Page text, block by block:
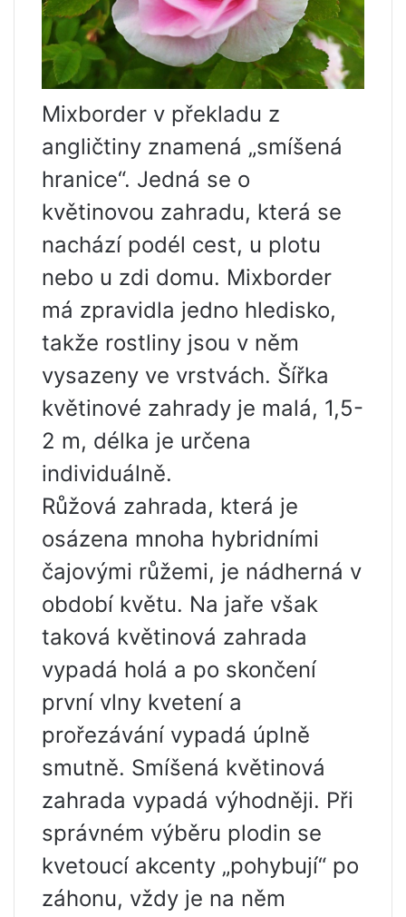
Mixborder v překladu z
angličtiny znamená „smíšená
hranice“. Jedná se o
květinovou zahradu, která se
nachází podél cest, u plotu
nebo u zdi domu. Mixborder
má zpravidla jedno hledisko,
takže rostliny jsou v něm
vysazeny ve vrstvách. Šířka
květinové zahrady je malá, 1,5-
2 m, délka je určena
individuálně.
Růžová zahrada, která je
osázena mnoha hybridními
čajovými růžemi, je nádherná v
období květu. Na jaře však
taková květinová zahrada
vypadá holá a po skončení
první vlny kvetení a
prořezávání vypadá úplně
smutně. Smíšená květinová
zahrada vypadá výhodněji. Při
správném výběru plodin se
kvetoucí akcenty „pohybují“ po
záhonu, vždy je na něm